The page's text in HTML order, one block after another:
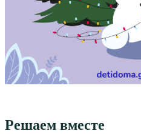
Решаем вместе